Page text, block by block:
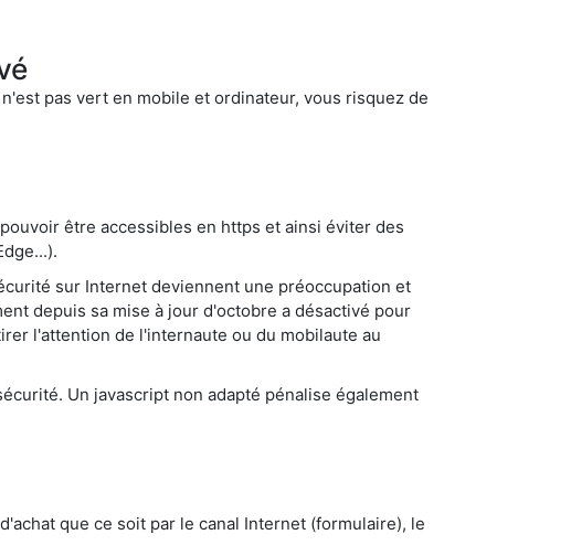
pas vert en mobile et ordinateur, vous risquez de
être accessibles en https et ainsi éviter des
sur Internet deviennent une préoccupation et
depuis sa mise à jour d'octobre a désactivé pour
l'attention de l'internaute ou du mobilaute au
Un javascript non adapté pénalise également
que ce soit par le canal Internet (formulaire), le